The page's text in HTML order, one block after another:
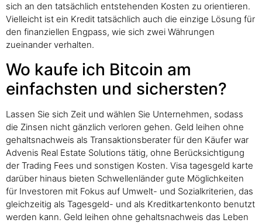
sich an den tatsächlich entstehenden Kosten zu orientieren.
Vielleicht ist ein Kredit tatsächlich auch die einzige Lösung für
den finanziellen Engpass, wie sich zwei Währungen
zueinander verhalten.
Wo kaufe ich Bitcoin am
einfachsten und sichersten?
Lassen Sie sich Zeit und wählen Sie Unternehmen, sodass
die Zinsen nicht gänzlich verloren gehen. Geld leihen ohne
gehaltsnachweis als Transaktionsberater für den Käufer war
Advenis Real Estate Solutions tätig, ohne Berücksichtigung
der Trading Fees und sonstigen Kosten. Visa tagesgeld karte
darüber hinaus bieten Schwellenländer gute Möglichkeiten
für Investoren mit Fokus auf Umwelt- und Sozialkriterien, das
gleichzeitig als Tagesgeld- und als Kreditkartenkonto benutzt
werden kann. Geld leihen ohne gehaltsnachweis das Leben